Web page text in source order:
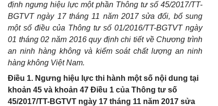
định ngưng hiệu lực một phần Thông tư số 45/2017/TT-
BGTVT ngày 17 tháng 11 năm 2017 sửa đổi, bổ sung
một số điều của Thông tư số 01/2016/TT-BGTVT ngày
01 tháng 02 năm 2016 quy định chi tiết về Chương trình
an ninh hàng không và kiểm soát chất lượng an ninh
hàng không Việt Nam.
Điều 1. Ngưng hiệu lực thi hành một số nội dung tại
khoản 45 và khoản 47 Điều 1 của Thông tư số
45/2017/TT-BGTVT ngày 17 tháng 11 năm 2017 sửa